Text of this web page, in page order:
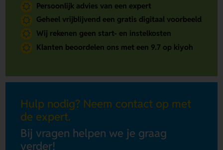
Persoonlijk advies van een expert
Geheel vrijblijvend een gratis digitaal voorbeeld
Wij rekenen geen start- en instelkosten
Klanten beoordelen ons met een 9.7 op kiyoh
Hulp nodig? Neem contact op met
de expert.
Bij vragen helpen we je graag
verder!